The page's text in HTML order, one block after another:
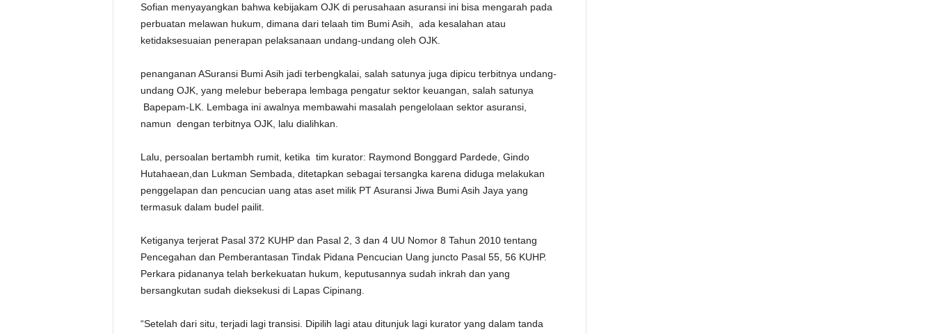
Sofian menyayangkan bahwa kebijakam OJK di perusahaan asuransi ini bisa mengarah pada
perbuatan melawan hukum, dimana dari telaah tim Bumi Asih, ada kesalahan atau
ketidaksesuaian penerapan pelaksanaan undang-undang oleh OJK.
penanganan ASuransi Bumi Asih jadi terbengkalai, salah satunya juga dipicu terbitnya undang-
undang OJK, yang melebur beberapa lembaga pengatur sektor keuangan, salah satunya
Bapepam-LK. Lembaga ini awalnya membawahi masalah pengelolaan sektor asuransi,
namun dengan terbitnya OJK, lalu dialihkan.
Lalu, persoalan bertambh rumit, ketika tim kurator: Raymond Bonggard Pardede, Gindo
Hutahaean,dan Lukman Sembada, ditetapkan sebagai tersangka karena diduga melakukan
penggelapan dan pencucian uang atas aset milik PT Asuransi Jiwa Bumi Asih Jaya yang
termasuk dalam budel pailit.
Ketiganya terjerat Pasal 372 KUHP dan Pasal 2, 3 dan 4 UU Nomor 8 Tahun 2010 tentang
Pencegahan dan Pemberantasan Tindak Pidana Pencucian Uang juncto Pasal 55, 56 KUHP.
Perkara pidananya telah berkekuatan hukum, keputusannya sudah inkrah dan yang
bersangkutan sudah dieksekusi di Lapas Cipinang.
“Setelah dari situ, terjadi lagi transisi. Dipilih lagi atau ditunjuk lagi kurator yang dalam tanda